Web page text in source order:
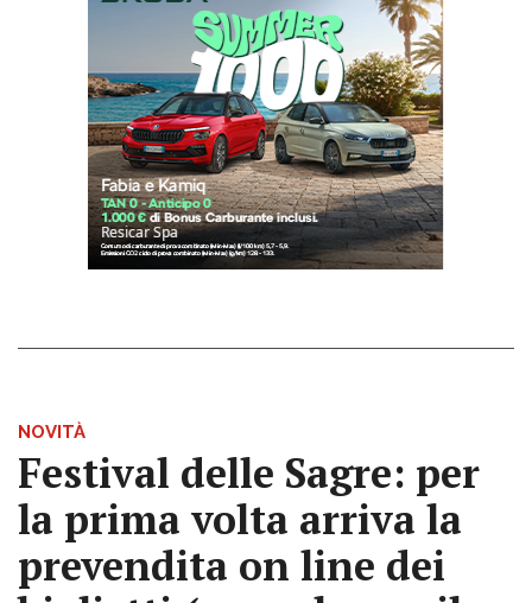
NOVITÀ
Festival delle Sagre: per
la prima volta arriva la
prevendita on line dei